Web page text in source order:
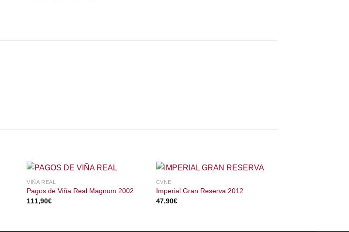
VIÑA REAL
Pagos de Viña Real Magnum 2002
111,90€
CVNE
Imperial Gran Reserva 2012
47,90€